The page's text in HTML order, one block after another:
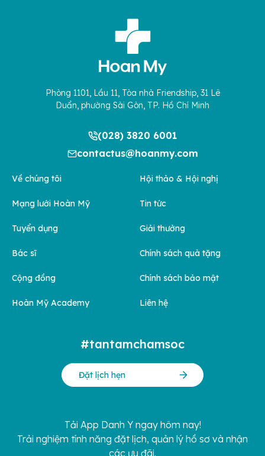
Phòng 1101, Lầu 11, Tòa nhà Friendship, 31 Lê
Duẩn, phường Sài Gòn, TP. Hồ Chí Minh
(028) 3820 6001
contactus@hoanmy.com
Về chúng tôi
Mạng lưới Hoàn Mỹ
Tuyển dụng
Bác sĩ
Cộng đồng
Hoàn Mỹ Academy
Hội thảo & Hội nghị
Tin tức
Giải thưởng
Chính sách quà tặng
Chính sách bảo mật
Liên hệ
#tantamchamsoc
Đặt lịch hẹn
Tải App Danh Y ngay hôm nay!
Trải nghiệm tính năng đặt lịch, quản lý hồ sơ và nhận
các ưu đãi.